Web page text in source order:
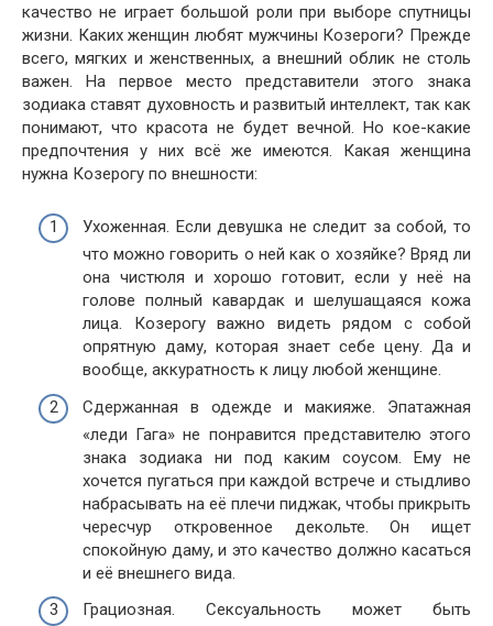
качество не играет большой роли при выборе спутницы
жизни. Каких женщин любят мужчины Козероги? Прежде
всего, мягких и женственных, а внешний облик не столь
важен. На первое место представители этого знака
зодиака ставят духовность и развитый интеллект, так как
понимают, что красота не будет вечной. Но кое-какие
предпочтения у них всё же имеются. Какая женщина
нужна Козерогу по внешности:
Ухоженная. Если девушка не следит за собой, то
что можно говорить о ней как о хозяйке? Вряд ли
она чистюля и хорошо готовит, если у неё на
голове полный кавардак и шелушащаяся кожа
лица. Козерогу важно видеть рядом с собой
опрятную даму, которая знает себе цену. Да и
вообще, аккуратность к лицу любой женщине.
Сдержанная в одежде и макияже. Эпатажная
«леди Гага» не понравится представителю этого
знака зодиака ни под каким соусом. Ему не
хочется пугаться при каждой встрече и стыдливо
набрасывать на её плечи пиджак, чтобы прикрыть
чересчур откровенное декольте. Он ищет
спокойную даму, и это качество должно касаться
и её внешнего вида.
Грациозная. Сексуальность может быть